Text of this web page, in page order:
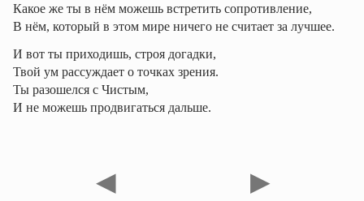
Какое же ты в нём можешь встретить сопротивление,
В нём, который в этом мире ничего не считает за лучшее.
И вот ты приходишь, строя догадки,
Твой ум рассуждает о точках зрения.
Ты разошелся с Чистым,
И не можешь продвигаться дальше.
◀ ▶